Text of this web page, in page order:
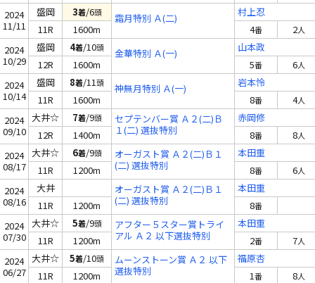
2024
11/11
盛岡 3着/6頭 霜月特別 Ａ(二)
村上忍
11R
1600m 4番 2人
2024
10/29
盛岡 4着/10頭 金華特別 Ａ(一)
山本政
12R
1600m 5番 6人
2024
10/14
盛岡 8着/11頭 神無月特別 Ａ(一)
岩本怜
11R
1600m 8番 4人
2024
09/10
大井☆ 7着/9頭
セプテンバー賞 Ａ２(二)Ｂ
１(二) 選抜特別
赤岡修
12R
1400m 8番 8人
2024
08/17
大井☆ 6着/9頭
オーガスト賞 Ａ２(二)Ｂ１
(二) 選抜特別
本田重
11R
1200m 8番 6人
2024
08/16
大井
オーガスト賞 Ａ２(二)Ｂ１
(二) 選抜特別
本田重
11R
1200m 8番
2024
07/30
大井☆ 5着/9頭
アフター５スター賞トライ
アル Ａ２ 以下選抜特別
本田重
11R
1200m 2番 7人
2024
06/27
大井☆ 5着/10頭
ムーンストーン賞 Ａ２ 以下
選抜特別
福原杏
11R
1200m 1番 8人